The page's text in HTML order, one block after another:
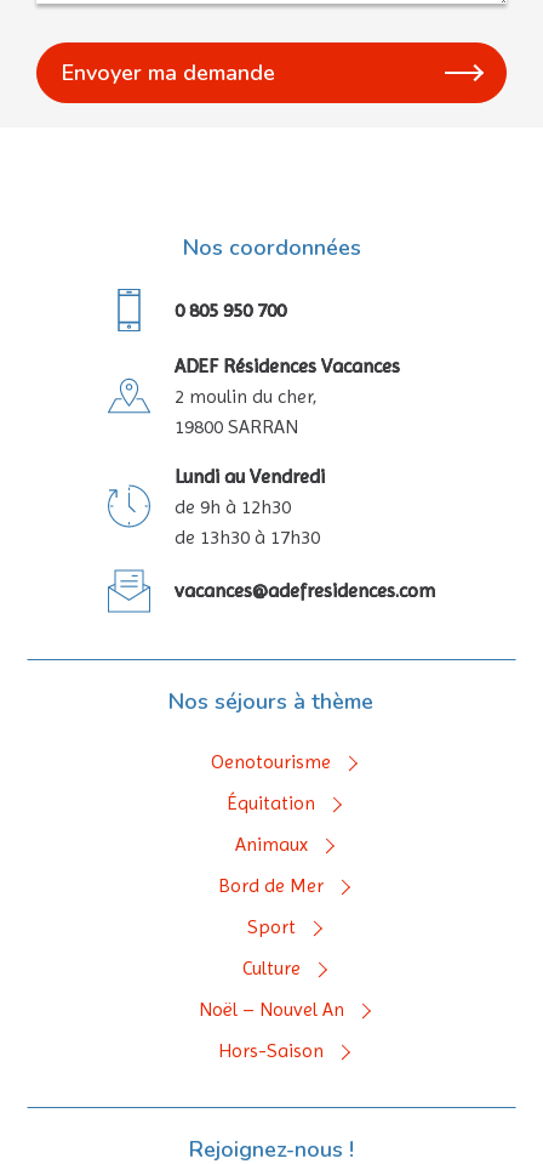
Nos coordonnées
0 805 950 700
ADEF Résidences Vacances
2 moulin du cher,
19800 SARRAN
Lundi au Vendredi
de 9h à 12h30
de 13h30 à 17h30
vacances@adefresidences.com
Nos séjours à thème
Oenotourisme
Équitation
Animaux
Bord de Mer
Sport
Culture
Noël – Nouvel An
Hors-Saison
Rejoignez-nous !